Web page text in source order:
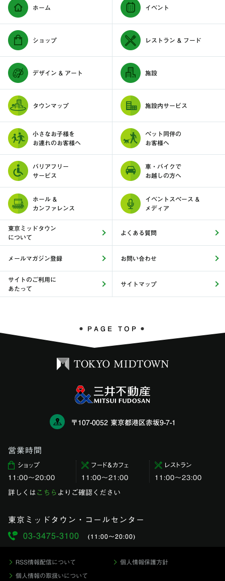
ホーム イベント
ショップ レストラン & フード
デザイン & アート 施設
タウンマップ 施設内サービス
小さなお子様を
お連れのお客様へ
ペット同伴の
お客様へ
バリアフリー
サービス
車・バイクで
お越しの方へ
ホール &
カンファレンス
イベントスペース &
メディア
東京ミッドタウン
について
よくある質問
メールマガジン登録 お問い合わせ
サイトのご利用に
あたって
サイトマップ
PAGE TOP
〒107-0052 東京都港区赤坂9-7-1
営業時間
ショップ
11:00〜20:00
フード＆カフェ
11:00～21:00
レストラン
11:00〜23:00
詳しくは こちら よりご確認ください
東京ミッドタウン・コールセンター
03-3475-3100
(11:00〜20:00)
RSS情報配信について 個人情報保護方針
個人情報の取扱いについて